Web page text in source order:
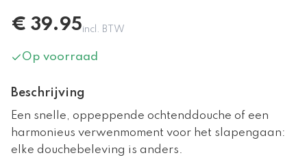
€ 39.95incl. BTW
Op voorraad
Beschrijving
Een snelle, oppeppende ochtenddouche of een
harmonieus verwenmoment voor het slapengaan:
elke douchebeleving is anders.